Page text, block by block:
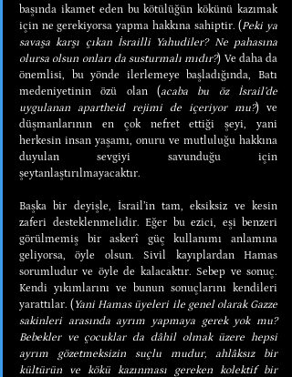
başında ikamet eden bu kötülüğün kökünü kazımak
için ne gerekiyorsa yapma hakkına sahiptir. (Peki ya
savaşa karşı çıkan İsrailli Yahudiler? Ne pahasına
olursa olsun onları da susturmalı mıdır?) Ve daha da
önemlisi, bu yönde ilerlemeye başladığında, Batı
medeniyetinin özü olan (acaba bu öz İsrail’de
uygulanan apartheid rejimi de içeriyor mu?) ve
düşmanlarının en çok nefret ettiği şeyi, yani
herkesin insan yaşamı, onuru ve mutluluğu hakkına
duyulan sevgiyi savunduğu için
şeytanlaştırılmayacaktır.
Başka bir deyişle, İsrail’in tam, eksiksiz ve kesin
zaferi desteklenmelidir. Eğer bu ezici, eşi benzeri
görülmemiş bir askerî güç kullanımı anlamına
geliyorsa, öyle olsun. Sivil kayıplardan Hamas
sorumludur ve öyle de kalacaktır. Sebep ve sonuç.
Kendi yıkımlarını ve bunun sonuçlarını kendileri
yarattılar. ( Yani Hamas üyeleri ile genel olarak Gazze
sakinleri arasında ayrım yapmaya gerek yok mu?
Bebekler ve çocuklar da dâhil olmak üzere hepsi
ayrım gözetmeksizin suçlu mudur, ahlâksız bir
kültürün ve kökü kazınması gereken kolektif bir